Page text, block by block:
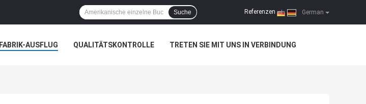
German
Referenzen |
Suche
FABRIK-AUSFLUG QUALITÄTSKONTROLLE TRETEN SIE MIT UNS IN VERBINDUNG